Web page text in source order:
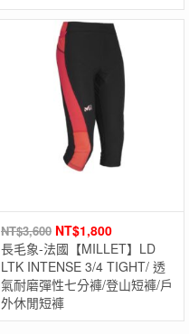
NT$3,600 NT$1,800
長毛象-法國【MILLET】LD
LTK INTENSE 3/4 TIGHT/ 透
氣耐磨彈性七分褲/登山短褲/戶
外休閒短褲